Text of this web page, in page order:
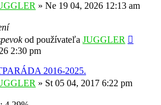
» Ne 19 04, 2026 12:13 am
od používateľa JUGGLER
2:30 pm
2016-2025.
» St 05 04, 2017 6:22 pm